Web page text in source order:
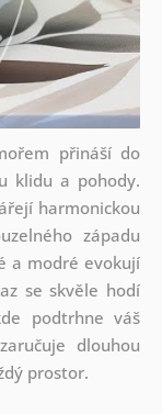
přináší do
klidu a pohody.
harmonickou
západu
a modré evokují
se skvěle hodí
podtrhne váš
dlouhou
prostor.